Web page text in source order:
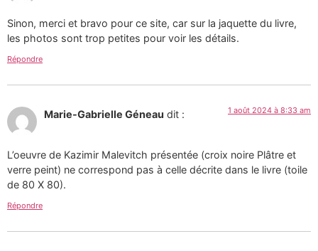
Sinon, merci et bravo pour ce site, car sur la jaquette du livre,
les photos sont trop petites pour voir les détails.
Répondre
Marie-Gabrielle Géneau dit : 1 août 2024 à 8:33 am
L’oeuvre de Kazimir Malevitch présentée (croix noire Plâtre et
verre peint) ne correspond pas à celle décrite dans le livre (toile
de 80 X 80).
Répondre